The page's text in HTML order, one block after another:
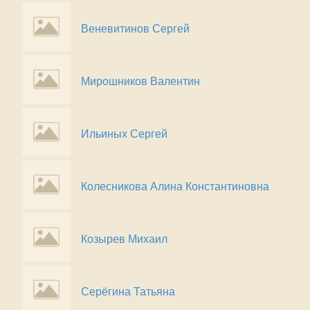
Веневитинов Сергей
Мирошников Валентин
Ильиных Сергей
Колесникова Алина Константиновна
Козырев Михаил
Серёгина Татьяна